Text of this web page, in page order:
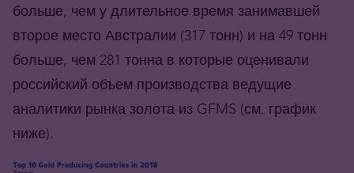
больше, чем у длительное время занимавшей
второе место Австралии (317 тонн) и на 49 тонн
больше, чем 281 тонна в которые оценивали
российский объем производства ведущие
аналитики рынка золота из GFMS (см. график
ниже).